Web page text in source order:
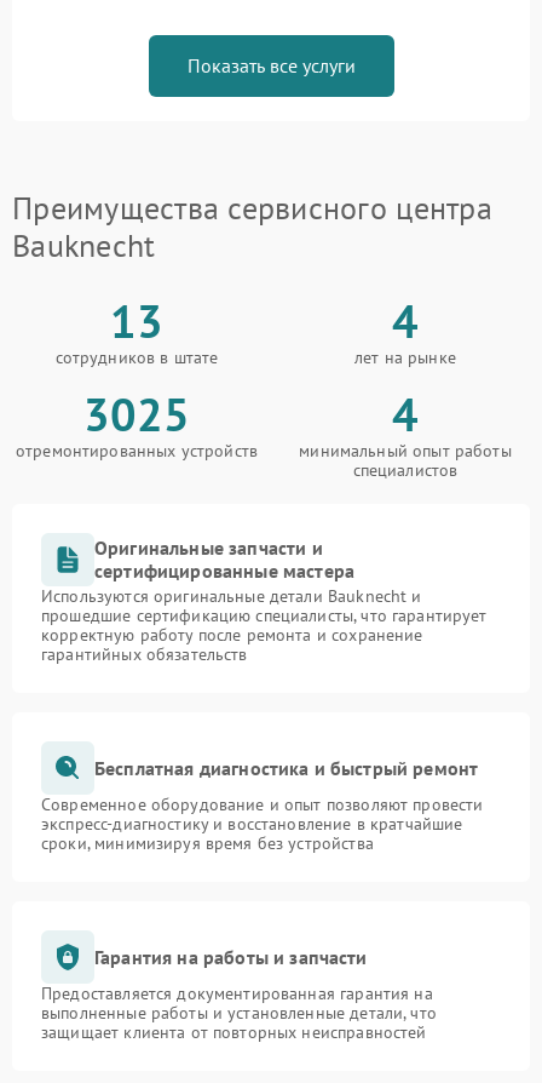
Показать все услуги
Преимущества сервисного центра
Bauknecht
13
сотрудников в штате
4
лет на рынке
3025
отремонтированных устройств
4
минимальный опыт работы
специалистов
Оригинальные запчасти и
сертифицированные мастера
Используются оригинальные детали Bauknecht и
прошедшие сертификацию специалисты, что гарантирует
корректную работу после ремонта и сохранение
гарантийных обязательств
Бесплатная диагностика и быстрый ремонт
Современное оборудование и опыт позволяют провести
экспресс-диагностику и восстановление в кратчайшие
сроки, минимизируя время без устройства
Гарантия на работы и запчасти
Предоставляется документированная гарантия на
выполненные работы и установленные детали, что
защищает клиента от повторных неисправностей